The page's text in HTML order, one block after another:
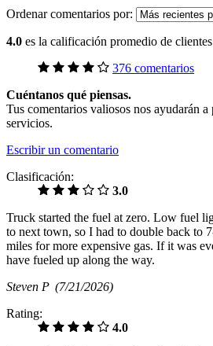
Ordenar comentarios por:
4.0 es la calificación promedio de clientes
376 comentarios
Cuéntanos qué piensas.
Tus comentarios valiosos nos ayudarán
servicios.
Escribir un comentario
Clasificación:
3.0
Truck started the fuel at zero. Low fuel
to next town, so I had to double back to
miles for more expensive gas. If it was
have fueled up along the way.
Steven P (7/21/2026)
Rating:
4.0